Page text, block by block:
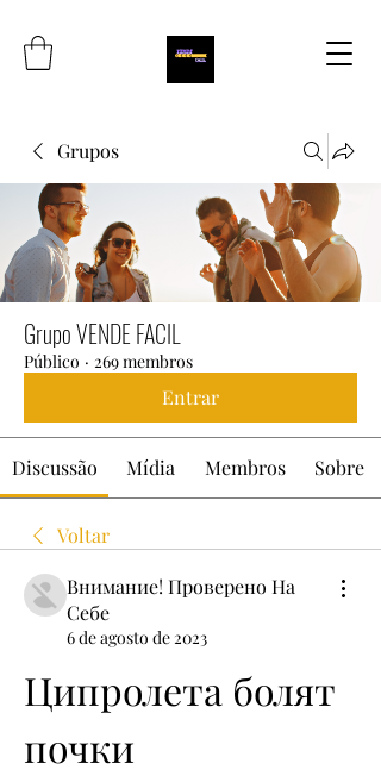
Grupos
Grupo VENDE FACIL
Público · 269 membros
Entrar
Discussão Mídia Membros Sobre
Voltar
Внимание! Проверено На
Себе
6 de agosto de 2023
Ципролета болят
почки